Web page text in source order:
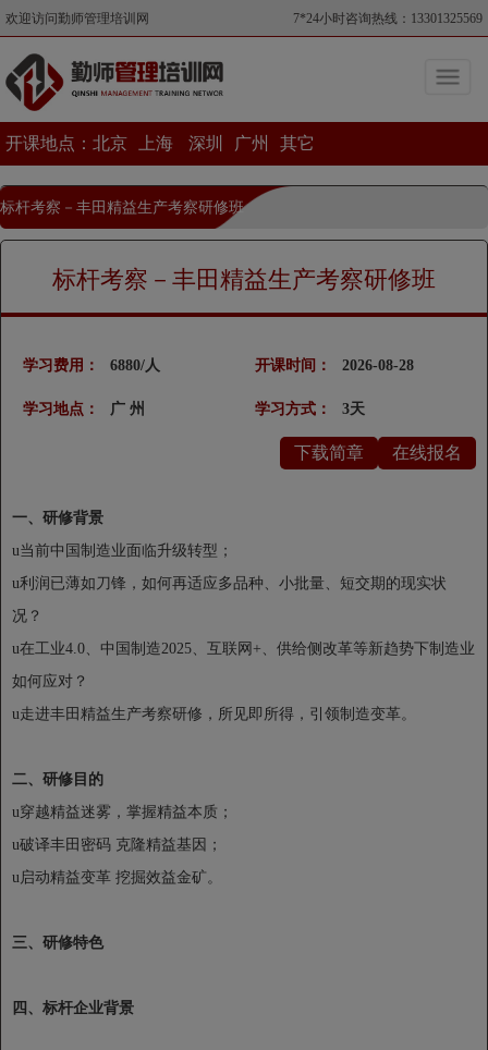
欢迎访问勤师管理培训网 7*24小时咨询热线：13301325569
开课地点： 北京 上海 深圳 广州 其它
标杆考察－丰田精益生产考察研修班
标杆考察－丰田精益生产考察研修班
学习费用： 6880/人
学习地点： 广 州
开课时间： 2026-08-28
学习方式： 3天
在线报名
下载简章
一、研修背景
u当前中国制造业面临升级转型；
u利润已薄如刀锋，如何再适应多品种、小批量、短交期的现实状
况？
u在工业4.0、中国制造2025、互联网+、供给侧改革等新趋势下制造业
如何应对？
u走进丰田精益生产考察研修，所见即所得，引领制造变革。
二、研修目的
u穿越精益迷雾，掌握精益本质；
u破译丰田密码 克隆精益基因；
u启动精益变革 挖掘效益金矿。
三、研修特色
四、标杆企业背景